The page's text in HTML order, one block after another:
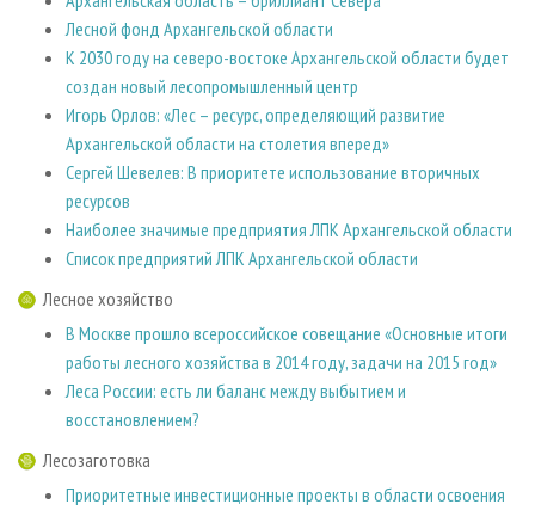
Лесной фонд Архангельской области
К 2030 году на северо-востоке Архангельской области будет
создан новый лесопромышленный центр
Игорь Орлов: «Лес – ресурс, определяющий развитие
Архангельской области на столетия вперед»
Сергей Шевелев: В приоритете использование вторичных
ресурсов
Наиболее значимые предприятия ЛПК Архангельской области
Список предприятий ЛПК Архангельской области
Лесное хозяйство
В Москве прошло всероссийское совещание «Основные итоги
работы лесного хозяйства в 2014 году, задачи на 2015 год»
Леса России: есть ли баланс между выбытием и
восстановлением?
Лесозаготовка
Приоритетные инвестиционные проекты в области освоения